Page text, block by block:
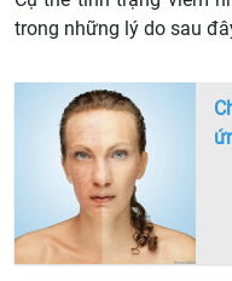
trong những lý do sau